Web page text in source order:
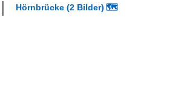
Hörnbrücke (2 Bilder) 🗺